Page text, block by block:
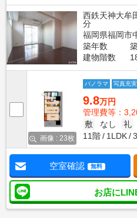
西鉄天神大牟
分
福岡県福岡市
築年数
建物階数
画像 : 23枚
パノラマ 写真充実
9.8万円
管理費等：
敷
なし 礼
11階
1LDK
空室確認 無料
お店に